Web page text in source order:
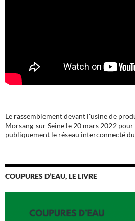
Le rassemblement devant l'usine de
Morsang-sur Seine le 20 mars 2022
publiquement le réseau interconnecté
COUPURES D’EAU, LE LIVRE